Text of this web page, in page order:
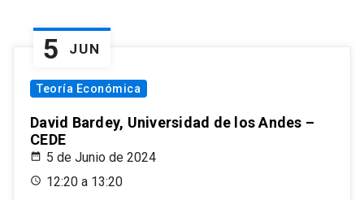
5 JUN
Teoría Económica
David Bardey, Universidad de los Andes –
CEDE
5 de Junio de 2024
12:20 a 13:20